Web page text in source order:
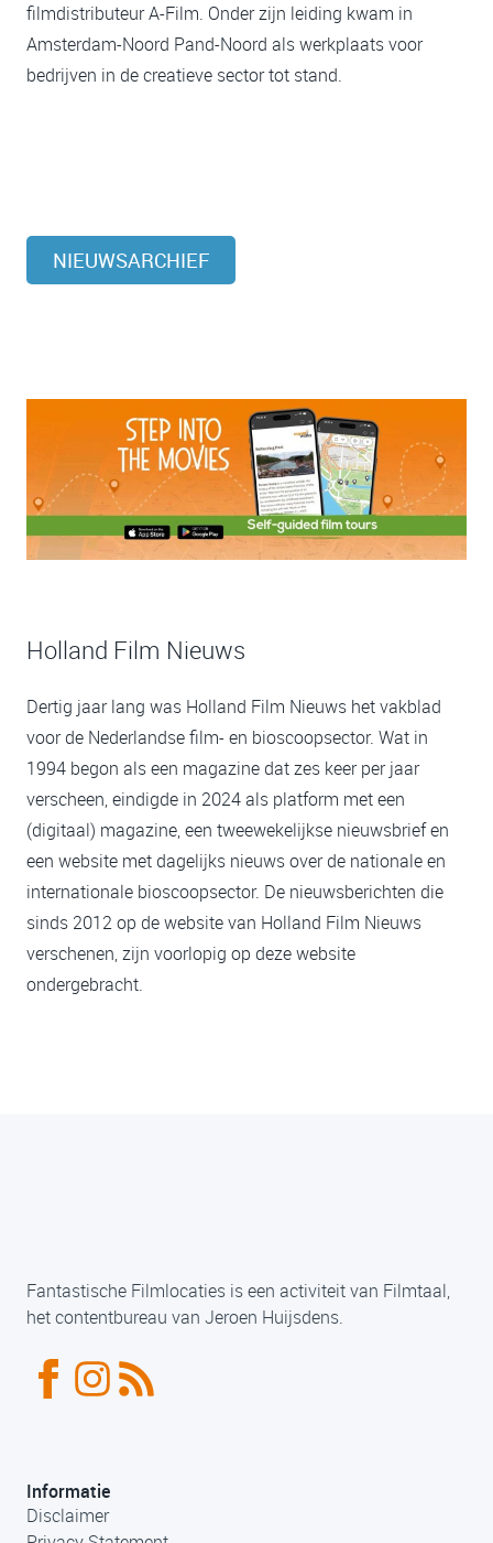
filmdistributeur A-Film. Onder zijn leiding kwam in
Amsterdam-Noord Pand-Noord als werkplaats voor
bedrijven in de creatieve sector tot stand.
NIEUWSARCHIEF
Holland Film Nieuws
Dertig jaar lang was Holland Film Nieuws het vakblad
voor de Nederlandse film- en bioscoopsector. Wat in
1994 begon als een magazine dat zes keer per jaar
verscheen, eindigde in 2024 als platform met een
(digitaal) magazine, een tweewekelijkse nieuwsbrief en
een website met dagelijks nieuws over de nationale en
internationale bioscoopsector. De nieuwsberichten die
sinds 2012 op de website van Holland Film Nieuws
verschenen, zijn voorlopig op deze website
ondergebracht.
Fantastische Filmlocaties is een activiteit van Filmtaal,
het contentbureau van Jeroen Huijsdens.
Informatie
Disclaimer